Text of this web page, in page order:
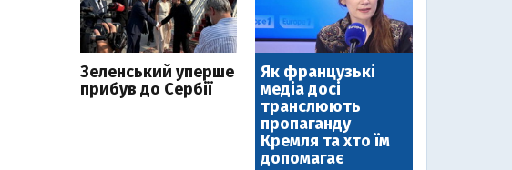
Зеленський уперше
прибув до Сербії
Як французькі
медіа досі
транслюють
пропаганду
Кремля та хто їм
допомагає